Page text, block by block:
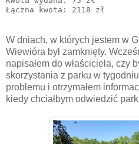
W dniach, w których jestem w
Wiewióra był zamknięty.
napisałem do właściciela, czy
skorzystania z parku w
problemu i otrzymałem
kiedy chciałbym odwiedzić